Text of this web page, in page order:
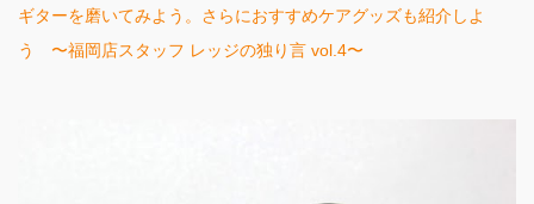
ギターを磨いてみよう。さらにおすすめケアグッズも紹介しよ
う 〜福岡店スタッフ レッジの独り言 vol.4〜